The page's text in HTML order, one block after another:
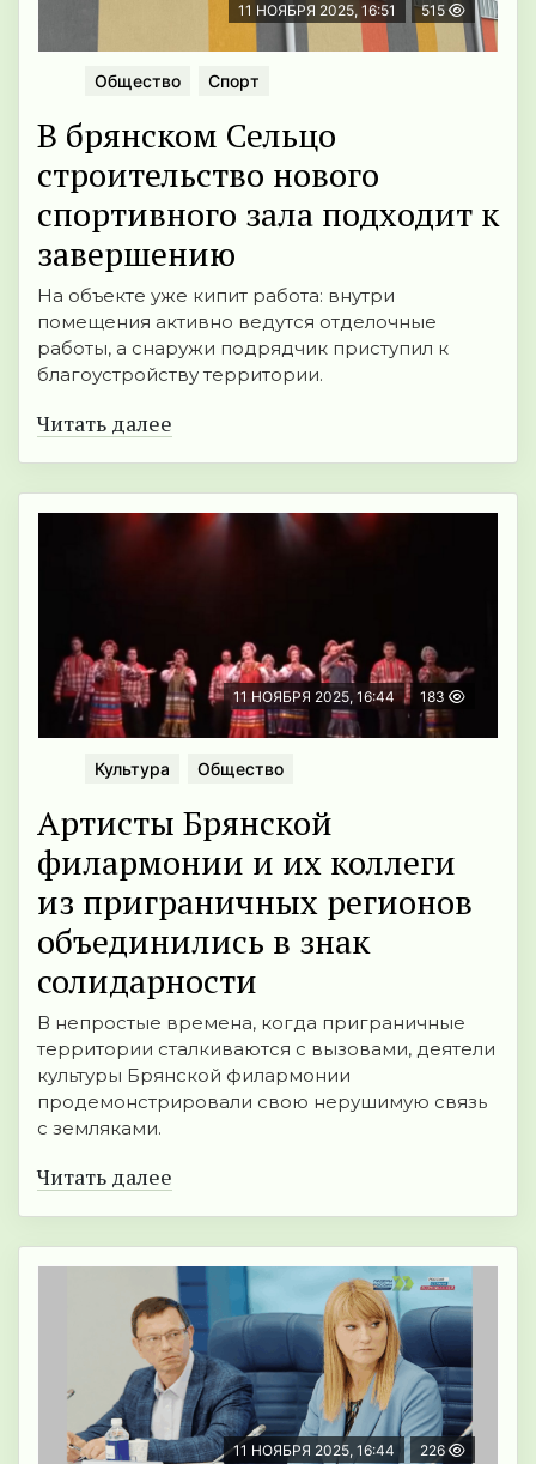
11 НОЯБРЯ 2025, 16:51 515
Общество Спорт
В брянском Сельцо
строительство нового
спортивного зала подходит к
завершению
На объекте уже кипит работа: внутри
помещения активно ведутся отделочные
работы, а снаружи подрядчик приступил к
благоустройству территории.
Читать далее
11 НОЯБРЯ 2025, 16:44 183
Культура Общество
Артисты Брянской
филармонии и их коллеги
из приграничных регионов
объединились в знак
солидарности
В непростые времена, когда приграничные
территории сталкиваются с вызовами, деятели
культуры Брянской филармонии
продемонстрировали свою нерушимую связь
с земляками.
Читать далее
11 НОЯБРЯ 2025, 16:44 226